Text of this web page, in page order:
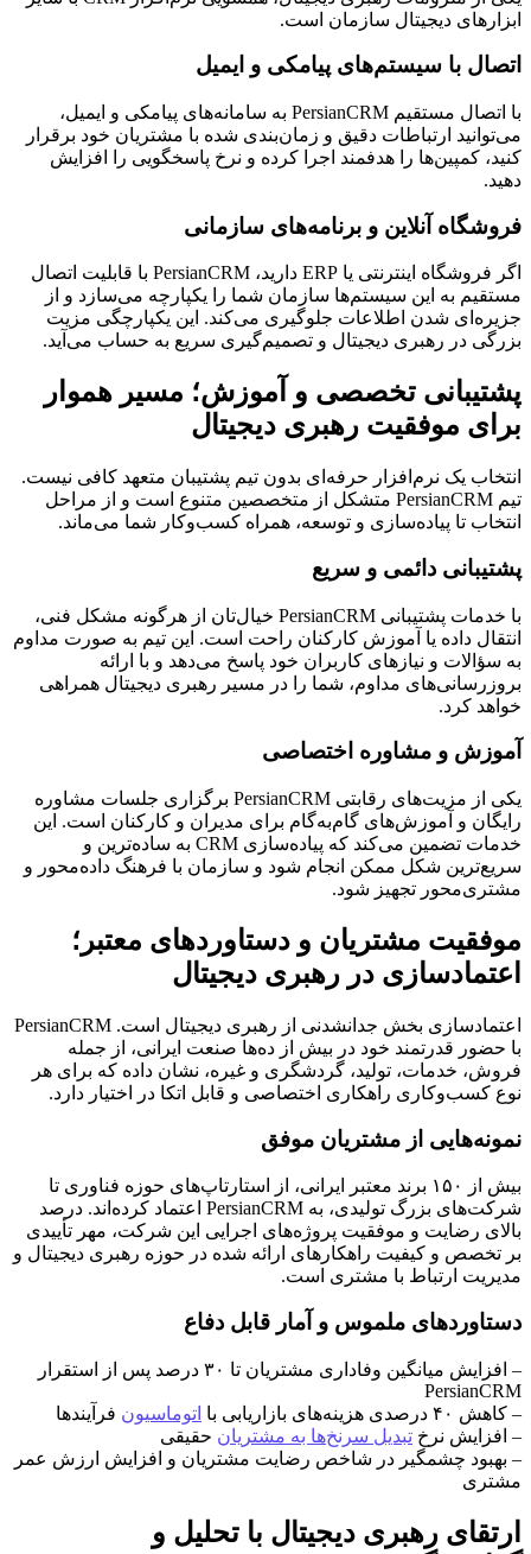
ابزارهای دیجیتال سازمان است.
اتصال با سیستم‌های پیامکی و ایمیل
با اتصال مستقیم PersianCRM به سامانه‌های پیامکی و ایمیل،
می‌توانید ارتباطات دقیق و زمان‌بندی شده با مشتریان خود برقرار
کنید، کمپین‌ها را هدفمند اجرا کرده و نرخ پاسخگویی را افزایش
دهید.
فروشگاه آنلاین و برنامه‌های سازمانی
اگر فروشگاه اینترنتی یا ERP دارید، PersianCRM با قابلیت اتصال
مستقیم به این سیستم‌ها سازمان شما را یکپارچه می‌سازد و از
جزیره‌ای شدن اطلاعات جلوگیری می‌کند. این یکپارچگی مزیت
بزرگی در رهبری دیجیتال و تصمیم‌گیری سریع به حساب می‌آید.
پشتیبانی تخصصی و آموزش؛ مسیر هموار
برای موفقیت رهبری دیجیتال
انتخاب یک نرم‌افزار حرفه‌ای بدون تیم پشتیبان متعهد کافی نیست.
تیم PersianCRM متشکل از متخصصین متنوع است و از مراحل
انتخاب تا پیاده‌سازی و توسعه، همراه کسب‌وکار شما می‌ماند.
پشتیبانی دائمی و سریع
با خدمات پشتیبانی PersianCRM خیال‌تان از هرگونه مشکل فنی،
انتقال داده یا آموزش کارکنان راحت است. این تیم به صورت مداوم
به سؤالات و نیازهای کاربران خود پاسخ می‌دهد و با ارائه
بروزرسانی‌های مداوم، شما را در مسیر رهبری دیجیتال همراهی
خواهد کرد.
آموزش و مشاوره اختصاصی
یکی از مزیت‌های رقابتی PersianCRM برگزاری جلسات مشاوره
رایگان و آموزش‌های گام‌به‌گام برای مدیران و کارکنان است. این
خدمات تضمین می‌کند که پیاده‌سازی CRM به ساده‌ترین و
سریع‌ترین شکل ممکن انجام شود و سازمان با فرهنگ داده‌محور و
مشتری‌محور تجهیز شود.
موفقیت مشتریان و دستاوردهای معتبر؛
اعتمادسازی در رهبری دیجیتال
اعتمادسازی بخش جدانشدنی از رهبری دیجیتال است. PersianCRM
با حضور قدرتمند خود در بیش از ده‌ها صنعت ایرانی، از جمله
فروش، خدمات، تولید، گردشگری و غیره، نشان داده که برای هر
نوع کسب‌وکاری راهکاری اختصاصی و قابل اتکا در اختیار دارد.
نمونه‌هایی از مشتریان موفق
بیش از ۱۵۰ برند معتبر ایرانی، از استارتاپ‌های حوزه فناوری تا
شرکت‌های بزرگ تولیدی، به PersianCRM اعتماد کرده‌اند. درصد
بالای رضایت و موفقیت پروژه‌های اجرایی این شرکت، مهر تأییدی
بر تخصص و کیفیت راهکارهای ارائه شده در حوزه رهبری دیجیتال و
مدیریت ارتباط با مشتری است.
دستاوردهای ملموس و آمار قابل دفاع
– افزایش میانگین وفاداری مشتریان تا ۳۰ درصد پس از استقرار
PersianCRM
– کاهش ۴۰ درصدی هزینه‌های بازاریابی با
اتوماسیون فرآیندها
– افزایش نرخ تبدیل سرنخ‌ها به مشتریان حقیقی
– بهبود چشمگیر در شاخص رضایت مشتریان و افزایش ارزش عمر
مشتری
ارتقای رهبری دیجیتال با تحلیل و